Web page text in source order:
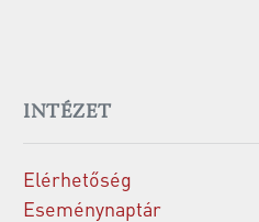
INTÉZET
Elérhetőség
Eseménynaptár